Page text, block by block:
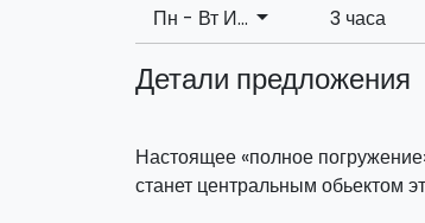
Пн - Вт И... arrow_drop_down 3 часа
Детали предложения
Настоящее «полное
станет центральным обьектом